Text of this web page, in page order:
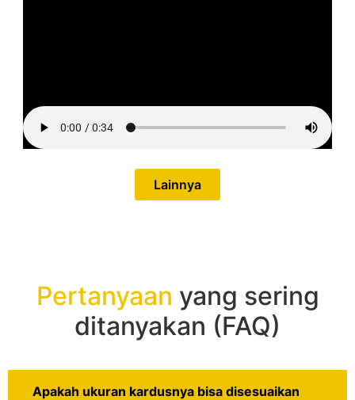
Lainnya
Pertanyaan yang sering
ditanyakan (FAQ)
Apakah ukuran kardusnya bisa disesuaikan